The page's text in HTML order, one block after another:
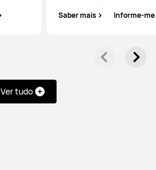
Saber mais Informe-me
Ver tudo